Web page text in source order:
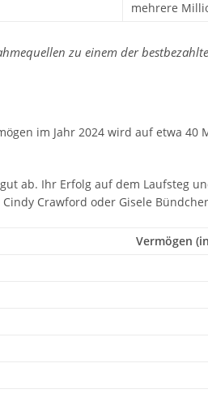
mehrere
zu einem der
im Jahr 2024 wird auf etwa 40
ab. Ihr Erfolg auf dem Laufsteg
Crawford oder Gisele
Vermögen